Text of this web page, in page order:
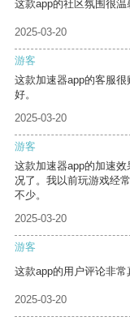
这款app的社区氛围很温
2025-03-20
游客
这款加速器app的客服
好。
2025-03-20
游客
这款加速器app的加速
况了。我以前玩游戏经
不少。
2025-03-20
游客
这款app的用户评论非常
2025-03-20